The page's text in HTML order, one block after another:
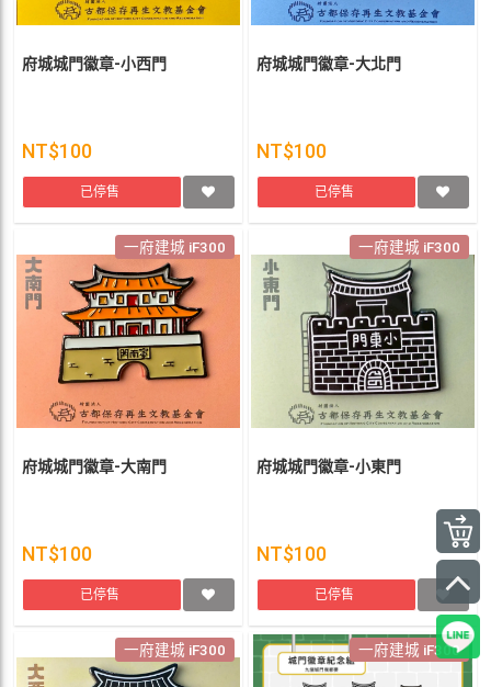
府城城門徽章-小西門
NT$100
已停售
府城城門徽章-大北門
NT$100
已停售
一府建城 iF300
府城城門徽章-大南門
NT$100
已停售
一府建城 iF300
府城城門徽章-小東門
NT$100
已停售
一府建城 iF300 一府建城 iF300